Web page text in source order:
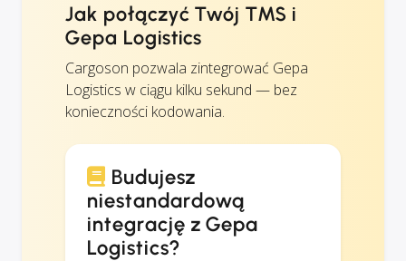
Jak połączyć Twój TMS i
Gepa Logistics
Cargoson pozwala zintegrować Gepa
Logistics w ciągu kilku sekund — bez
konieczności kodowania.
Budujesz
niestandardową
integrację z Gepa
Logistics?